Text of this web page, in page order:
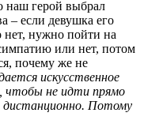
наш герой выбрал
– если девушка его
нет, нужно пойти на
или нет, потом
почему же не
искусственное
чтобы не идти прямо
дистанционно. Потому